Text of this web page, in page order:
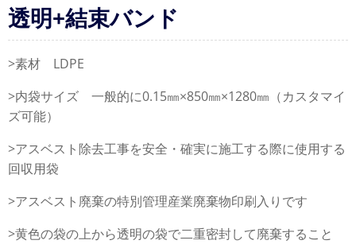
透明+結束バンド
>素材 LDPE
>内袋サイズ 一般的に0.15㎜×850㎜×1280㎜（カスタマイ
ズ可能）
>アスベスト除去工事を安全・確実に施工する際に使用する
回収用袋
>アスベスト廃棄の特別管理産業廃棄物印刷入りです
>黄色の袋の上から透明の袋で二重密封して廃棄すること